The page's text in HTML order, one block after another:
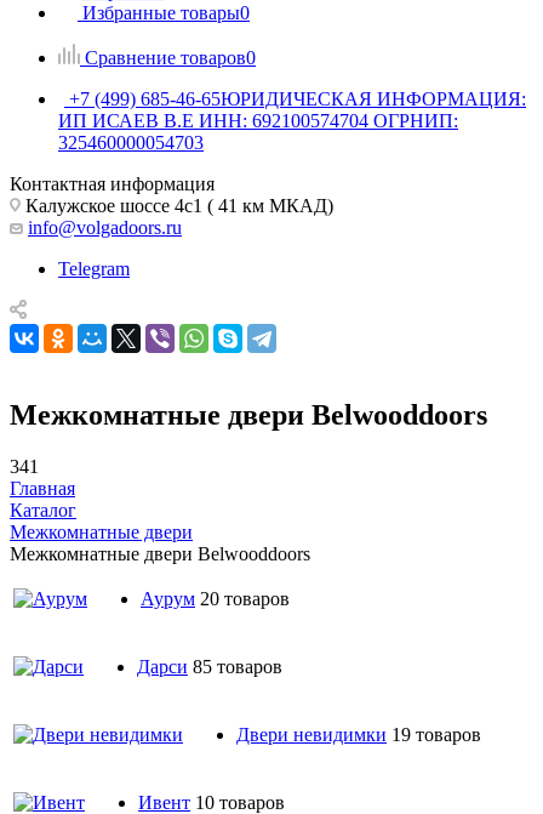
Избранные товары0
Сравнение товаров0
+7 (499) 685-46-65ЮРИДИЧЕСКАЯ ИНФОРМАЦИЯ:
ИП ИСАЕВ В.Е ИНН: 692100574704 ОГРНИП:
325460000054703
Контактная информация
Калужское шоссе 4с1 ( 41 км МКАД)
info@volgadoors.ru
Telegram
Межкомнатные двери Belwooddoors
341
Главная
Каталог
Межкомнатные двери
Межкомнатные двери Belwooddoors
Аурум 20 товаров
Дарси 85 товаров
Двери невидимки 19 товаров
Ивент 10 товаров